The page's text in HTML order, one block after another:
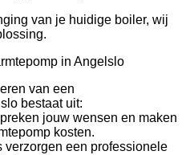
van je huidige boiler, wij
in Angelslo
van een
bestaat uit:
jouw wensen en maken
kosten.
verzorgen een professionele